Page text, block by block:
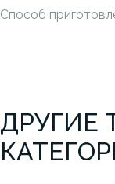
Способ
ДРУГИЕ